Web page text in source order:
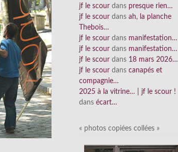
jf le scour dans presque rien…
jf le scour dans ah, la planche
Thebois…
jf le scour dans manifestation…
jf le scour dans manifestation…
jf le scour dans 18 mars 2026…
jf le scour dans canapés et
compagnie…
2025 à la vitrine… | jf le scour !
dans écart…
« photos copiées collées »